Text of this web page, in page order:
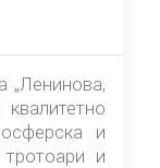
„Ленинова,
и
тротоари и